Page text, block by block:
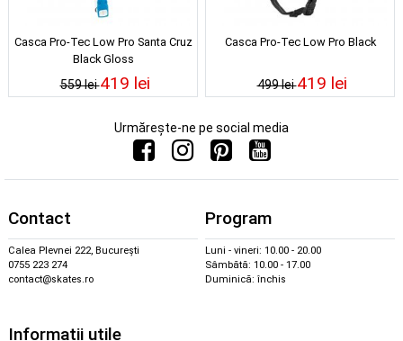
Casca Pro-Tec Low Pro Santa Cruz
Black Gloss
559 lei419 lei
Casca Pro-Tec Low Pro Black
499 lei419 lei
Urmărește-ne pe social media
Contact
Calea Plevnei 222, București
0755 223 274
contact@skates.ro
Program
Luni - vineri: 10.00 - 20.00
Sâmbătă: 10.00 - 17.00
Duminică: închis
Informații utile